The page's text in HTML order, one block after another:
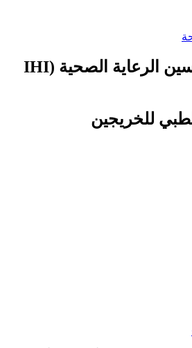
اشتراك معهد تحسين الرعاية الصحية (IHI
للخريجين